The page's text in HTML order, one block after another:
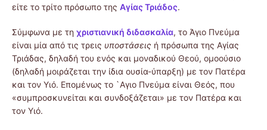
είτε το τρίτο πρόσωπο της Αγίας Τριάδος.
Σύμφωνα με τη χριστιανική διδασκαλία, το Άγιο Πνεύμα
είναι μία από τις τρεις υποστάσεις ή πρόσωπα της Αγίας
Τριάδας, δηλαδή του ενός και μοναδικού Θεού, ομοούσιο
(δηλαδή μοιράζεται την ίδια ουσία-ύπαρξη) με τον Πατέρα
και τον Υιό. Επομένως το `Αγιο Πνεύμα είναι Θεός, που
«συμπροσκυνείται και συνδοξάζεται» με τον Πατέρα και
τον Υιό.